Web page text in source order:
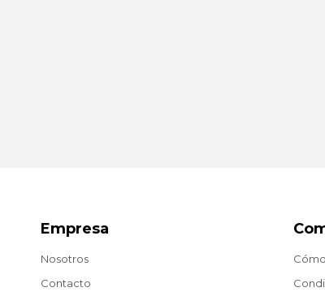
Empresa
Nosotros
Contacto